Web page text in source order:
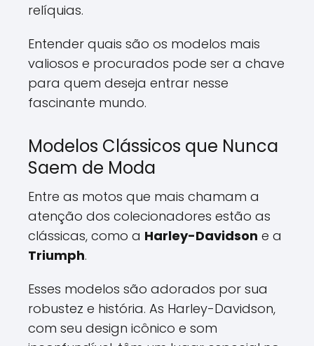
relíquias.
Entender quais são os modelos mais
valiosos e procurados pode ser a chave
para quem deseja entrar nesse
fascinante mundo.
Modelos Clássicos que Nunca
Saem de Moda
Entre as motos que mais chamam a
atenção dos colecionadores estão as
clássicas, como a Harley-Davidson e a
Triumph.
Esses modelos são adorados por sua
robustez e história. As Harley-Davidson,
com seu design icônico e som